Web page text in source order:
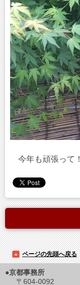
今年も頑張って
ページの先頭へ戻る
●京都事務所
〒604-0092